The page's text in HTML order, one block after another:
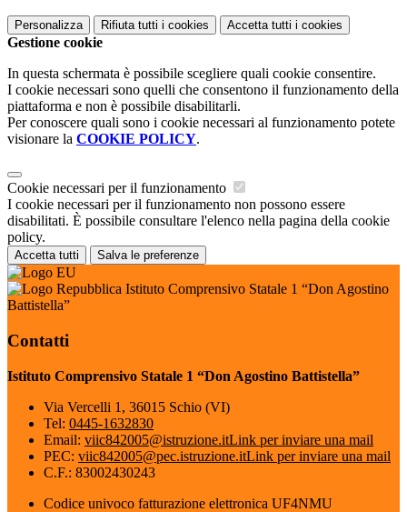
Personalizza Rifiuta tutti i cookies Accetta tutti i cookies
Gestione cookie
In questa schermata è possibile scegliere quali cookie consentire.
I cookie necessari sono quelli che consentono il funzionamento della
piattaforma e non è possibile disabilitarli.
Per conoscere quali sono i cookie necessari al funzionamento potete
visionare la COOKIE POLICY.
Cookie necessari per il funzionamento
I cookie necessari per il funzionamento non possono essere
disabilitati. È possibile consultare l'elenco nella pagina della cookie
policy.
Accetta tutti Salva le preferenze
Istituto Comprensivo Statale 1 “Don Agostino
Battistella”
Contatti
Istituto Comprensivo Statale 1 “Don Agostino Battistella”
Via Vercelli 1, 36015 Schio (VI)
Tel: 0445-1632830
Email: viic842005@istruzione.itLink per inviare una mail
PEC: viic842005@pec.istruzione.itLink per inviare una mail
C.F.: 83002430243
Codice univoco fatturazione elettronica UF4NMU